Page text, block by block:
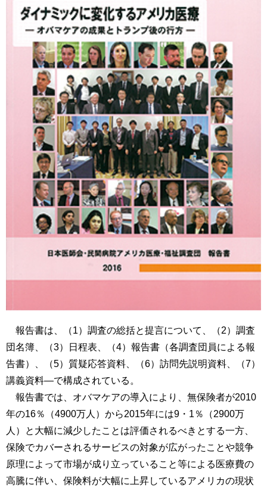
報告書は、（1）調査の総括と提言について、（2）調査
団名簿、（3）日程表、（4）報告書（各調査団員による報
告書）、（5）質疑応答資料、（6）訪問先説明資料、（7）
講義資料―で構成されている。
報告書では、オバマケアの導入により、無保険者が2010
年の16％（4900万人）から2015年には9・1％（2900万
人）と大幅に減少したことは評価されるべきとする一方、
保険でカバーされるサービスの対象が広がったことや競争
原理によって市場が成り立っていること等による医療費の
高騰に伴い、保険料が大幅に上昇しているアメリカの現状